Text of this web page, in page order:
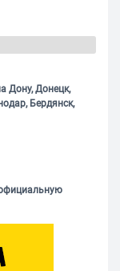
Дону, Донецк,
Бердянск,